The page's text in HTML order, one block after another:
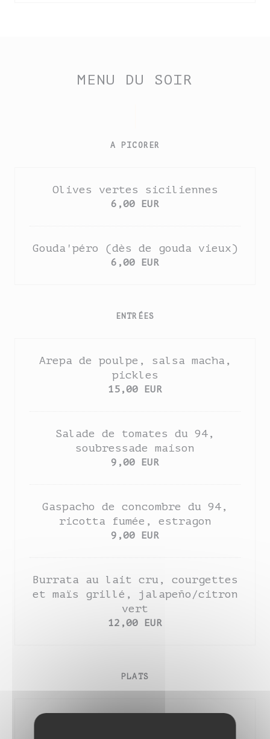
MENU DU SOIR
A PICORER
Olives vertes siciliennes
6,00 EUR
Gouda'péro (dès de gouda vieux)
6,00 EUR
ENTRÉES
Arepa de poulpe, salsa macha,
pickles
15,00 EUR
Salade de tomates du 94,
soubressade maison
9,00 EUR
Gaspacho de concombre du 94,
ricotta fumée, estragon
9,00 EUR
Burrata au lait cru, courgettes
et maïs grillé, jalapeño/citron
vert
12,00 EUR
PLATS